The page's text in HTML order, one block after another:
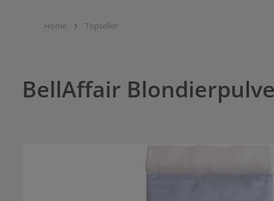
Home Topseller
BellAffair